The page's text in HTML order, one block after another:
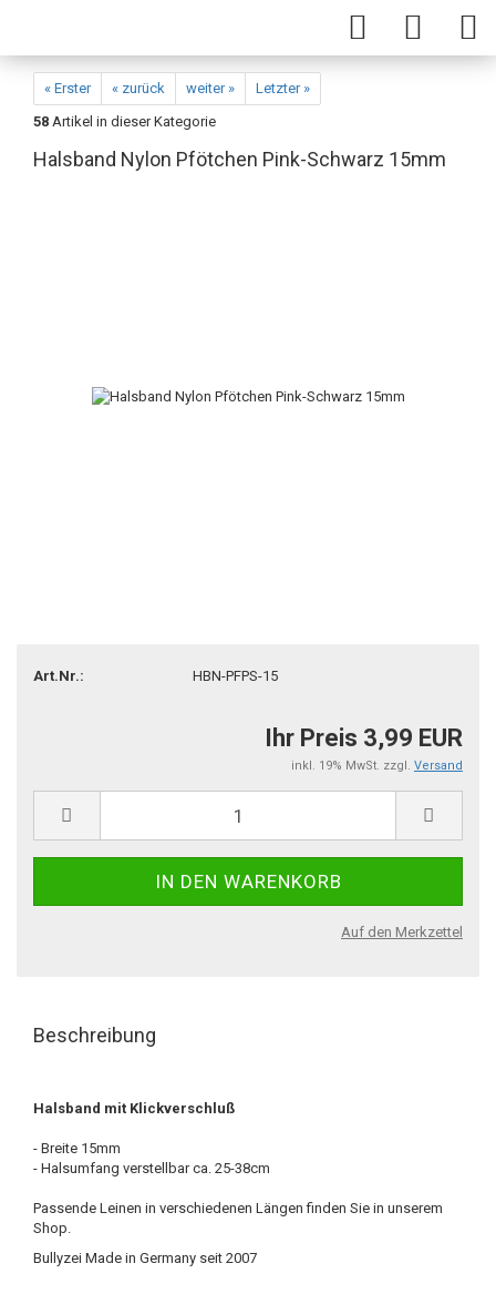
« Erster « zurück weiter »
Letzter »
58 Artikel in dieser Kategorie
Halsband Nylon Pfötchen Pink-Schwarz 15mm
Art.Nr.: HBN-PFPS-15
Ihr Preis 3,99 EUR
inkl. 19% MwSt. zzgl. Versand
Auf den Merkzettel
Beschreibung
Halsband mit Klickverschluß
- Breite 15mm
- Halsumfang verstellbar ca. 25-38cm
Passende Leinen in verschiedenen Längen finden Sie in unserem
Shop.
Bullyzei Made in Germany seit 2007